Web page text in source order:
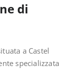
di
a Castel
specializzata